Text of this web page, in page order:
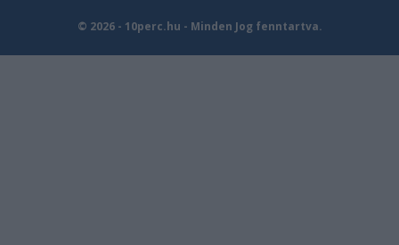
© 2026 - 10perc.hu - Minden Jog fenntartva.